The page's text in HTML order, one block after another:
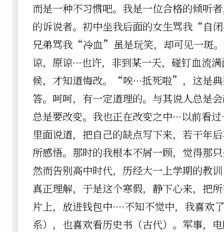
而是一种不习惯吧。我是一位合格的倾听
的诉说者。初中坐我后面的女生骂我“自
兄弟骂我“冷血”虽是玩笑，却可见一斑
谅，原谅···也许，非到某一天，碰钉血流
候，才知道悔改。“唉···抵死啦”，这是
答。呵呵，有一定道理的。与其说人总是
总是要改变。我也正在改变之中···以前看
里面说道，把自己的缺点写下来，若干年
所感悟。那时的我根本不屑一顾，觉得那
然而告别高中时代，历经大一上学期的教
真正理解，于是这个寒假，静下心来，把
片上，放进钱包中····不知不觉中，我喜欢
系），也喜欢看历史书（古代）。军事，